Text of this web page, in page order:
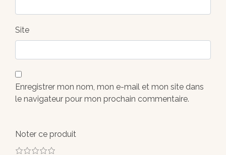
Site
Enregistrer mon nom, mon e-mail et mon site dans
le navigateur pour mon prochain commentaire.
Noter ce produit
5
4
3
2